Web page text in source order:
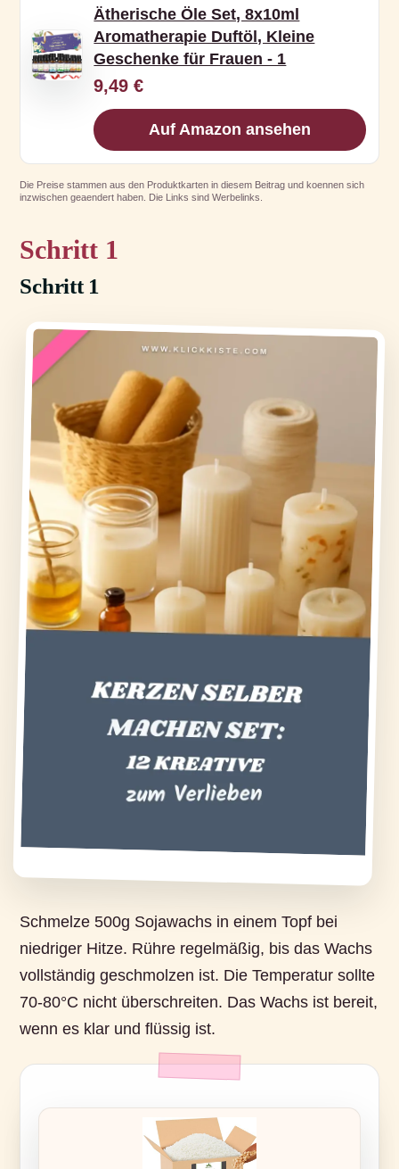
Ätherische Öle Set, 8x10ml
Aromatherapie Duftöl, Kleine
Geschenke für Frauen - 1
9,49 €
Auf Amazon ansehen
Die Preise stammen aus den Produktkarten in diesem Beitrag und koennen sich
inzwischen geaendert haben. Die Links sind Werbelinks.
1
Schritt 1
Schmelze 500g Sojawachs in einem Topf bei
niedriger Hitze. Rühre regelmäßig, bis das Wachs
vollständig geschmolzen ist. Die Temperatur sollte
70-80°C nicht überschreiten. Das Wachs ist bereit,
wenn es klar und flüssig ist.